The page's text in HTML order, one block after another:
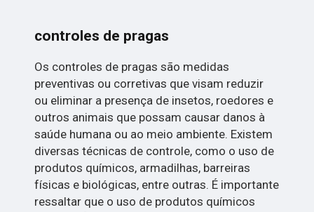
controles de pragas
Os controles de pragas são medidas
preventivas ou corretivas que visam reduzir
ou eliminar a presença de insetos, roedores e
outros animais que possam causar danos à
saúde humana ou ao meio ambiente. Existem
diversas técnicas de controle, como o uso de
produtos químicos, armadilhas, barreiras
físicas e biológicas, entre outras. É importante
ressaltar que o uso de produtos químicos